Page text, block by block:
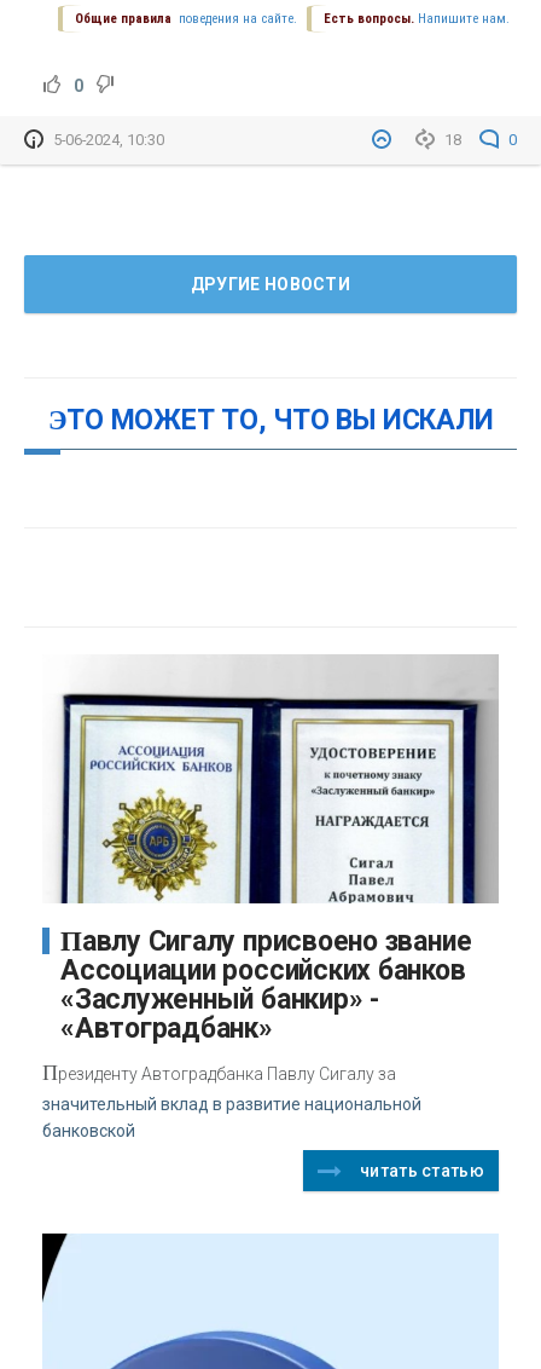
Есть вопросы. Напишите нам.
Общие правила поведения на сайте.
0
18 0
5-06-2024, 10:30
ДРУГИЕ НОВОСТИ
ЭТО МОЖЕТ ТО, ЧТО ВЫ ИСКАЛИ
Павлу Сигалу присвоено звание
Ассоциации российских банков
«Заслуженный банкир» -
«Автоградбанк»
Президенту Автоградбанка Павлу Сигалу за
значительный вклад в развитие национальной
банковской
читать статью